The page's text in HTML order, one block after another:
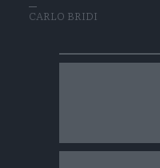
CARLO BRIDI